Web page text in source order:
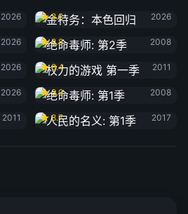
2026
8.2
2026
2026
绝命毒师: 第2季
8.8
2008
2026
权力的游戏 第一季
8.4
2011
2026
绝命毒师: 第1季
9.0
2008
2011
人民的名义: 第1季
8.7
2017